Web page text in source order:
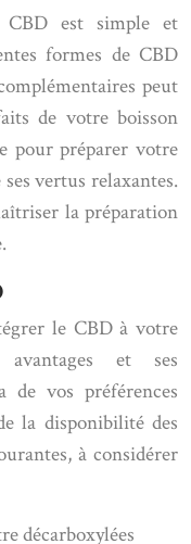
CBD est simple et
formes de CBD
peut
de votre boisson
pour préparer votre
vertus relaxantes.
la préparation
le CBD à votre
et ses
de vos préférences
la disponibilité des
à considérer
décarboxylées